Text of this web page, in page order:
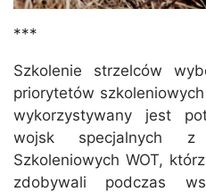
***
Szkolenie strzelców
priorytetów
wykorzystywany jest
wojsk specjalnych z
Szkoleniowych WOT,
zdobywali podczas